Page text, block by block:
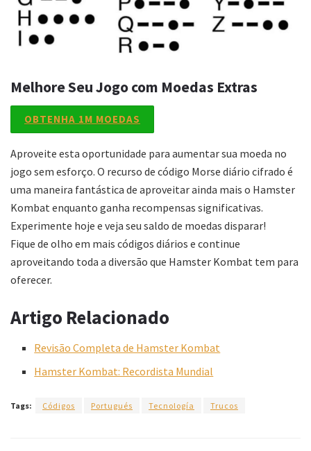
Melhore Seu Jogo com Moedas Extras
OBTENHA 1M MOEDAS
Aproveite esta oportunidade para aumentar sua moeda no
jogo sem esforço. O recurso de código Morse diário cifrado é
uma maneira fantástica de aproveitar ainda mais o Hamster
Kombat enquanto ganha recompensas significativas.
Experimente hoje e veja seu saldo de moedas disparar!
Fique de olho em mais códigos diários e continue
aproveitando toda a diversão que Hamster Kombat tem para
oferecer.
Artigo Relacionado
Revisão Completa de Hamster Kombat
Hamster Kombat: Recordista Mundial
Tags: Códigos Portugués Tecnología Trucos